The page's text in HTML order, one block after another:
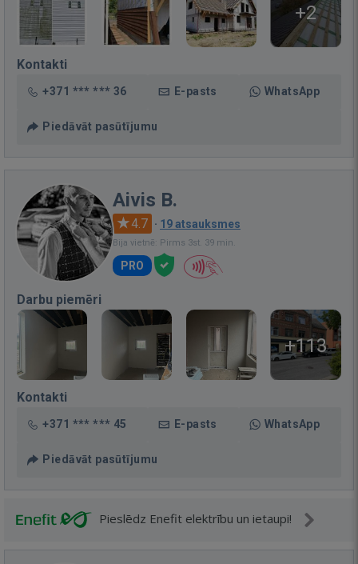
+2
Kontakti
+371 *** *** 36 E-pasts WhatsApp
Piedāvāt pasūtījumu
Aivis B.
4.7 · 19 atsauksmes
Bija vietnē: Pirms 3st. 39 min.
PRO
Darbu piemēri
+113
Kontakti
+371 *** *** 45 E-pasts WhatsApp
Piedāvāt pasūtījumu
Pieslēdz Enefit elektrību un ietaupi!